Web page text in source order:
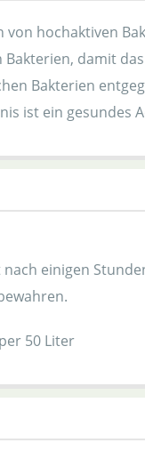
von hochaktiven
damit
Bakterien
ist ein gesundes
einigen
50 Liter